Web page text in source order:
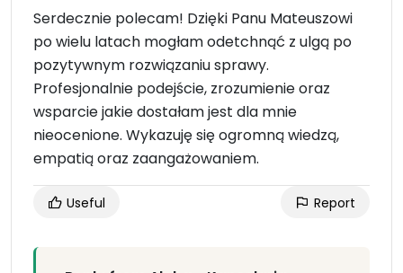
Serdecznie polecam! Dzięki Panu Mateuszowi
po wielu latach mogłam odetchnąć z ulgą po
pozytywnym rozwiązaniu sprawy.
Profesjonalnie podejście, zrozumienie oraz
wsparcie jakie dostałam jest dla mnie
nieocenione. Wykazuję się ogromną wiedzą,
empatią oraz zaangażowaniem.
Useful Report